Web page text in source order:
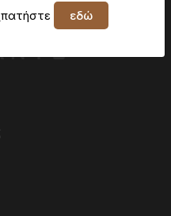
πατήστε εδώ